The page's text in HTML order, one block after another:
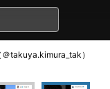
takuya.kimura_tak）